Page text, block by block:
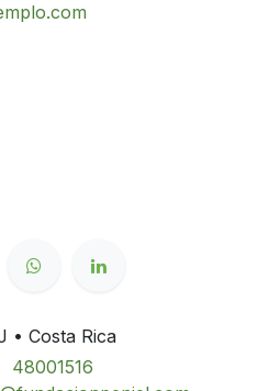
• Costa Rica
48001516